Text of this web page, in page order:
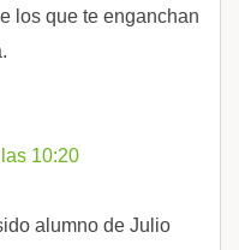
los que te enganchan
10:20
alumno de Julio